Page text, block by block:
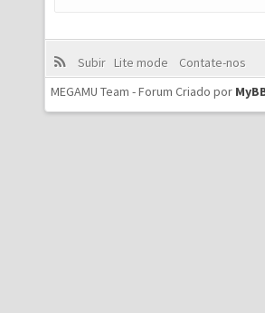
Subir Lite mode
Contate-nos
MEGAMU Team - Forum Criado por